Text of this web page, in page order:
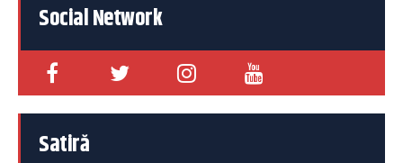
Social Network
Satiră